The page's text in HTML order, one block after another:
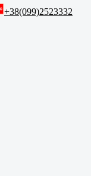
+38(099)2523332